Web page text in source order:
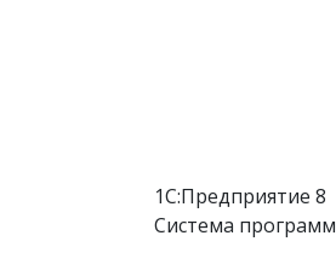
1С:Предприятие 8
Система программ